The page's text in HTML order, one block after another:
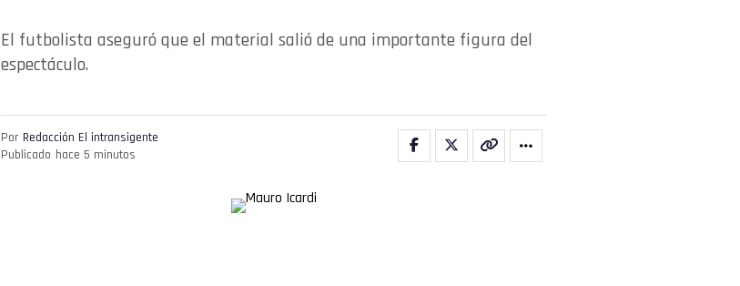
El futbolista aseguró que el material salió de una importante figura del
espectáculo.
Por Redacción El intransigente
Publicado hace 5 minutos